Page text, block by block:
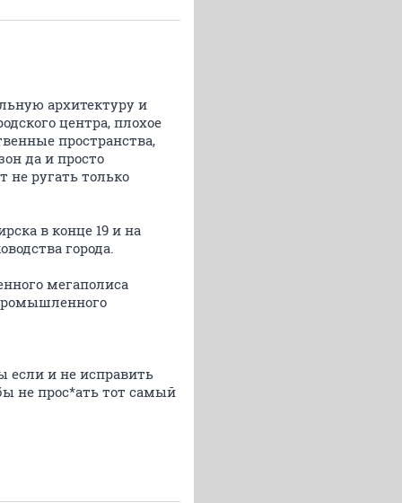
архитектуру и
центра, плохое
пространства,
да и просто
ругать только
в конце 19 и на
города.
мегаполиса
если и не исправить
не прос*ать тот самый